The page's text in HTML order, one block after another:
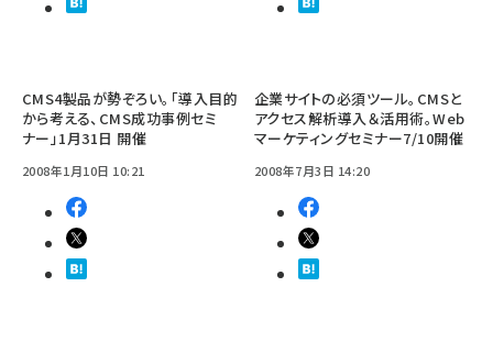
CMS4製品が勢ぞろい。「導入目的
から考える、CMS成功事例セミ
ナー」1月31日 開催
2008年1月10日 10:21
企業サイトの必須ツール。CMSと
アクセス解析導入＆活用術。Web
マーケティングセミナー7/10開催
2008年7月3日 14:20